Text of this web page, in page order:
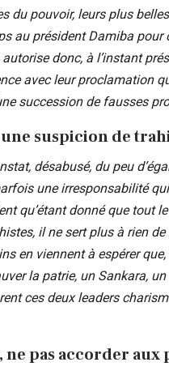
du pouvoir, leurs plus
au président Damiba
donc, à l’instant
avec leur proclamation
succession de fausses
une suspicion de
désabusé, du peu
une irresponsabilité
qu’étant donné que tout
il ne sert plus à rien
en viennent à espérer
la patrie, un Sankara,
ces deux leaders
pas accorder aux